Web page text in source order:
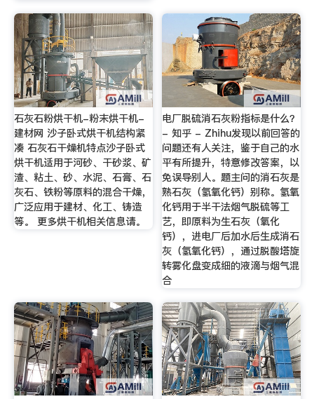
石灰石粉烘干机-粉末烘干机-
建材网 沙子卧式烘干机结构紧
凑 石灰石干燥机特点沙子卧式
烘干机适用于河砂、干砂浆、矿
渣、粘土、砂、水泥、石膏、石
灰石、铁粉等原料的混合干燥，
广泛应用于建材、化工、铸造
等。 更多烘干机相关信息请。
电厂脱硫消石灰粉指标是什么？
- 知乎 - Zhihu发现以前回答的
问题还有人关注，鉴于自己的水
平有所提升，特意修改答案，以
免误导别人。题主问的消石灰是
熟石灰（氢氧化钙）别称。氢氧
化钙用于半干法烟气脱硫等工
艺，即原料为生石灰（氧化
钙），进电厂后加水后生成消石
灰（氢氧化钙），通过脱酸塔旋
转雾化盘变成细的液滴与烟气混
合